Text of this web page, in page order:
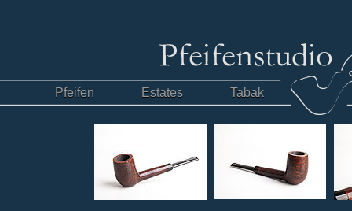
Pfeifen Estates Tabak